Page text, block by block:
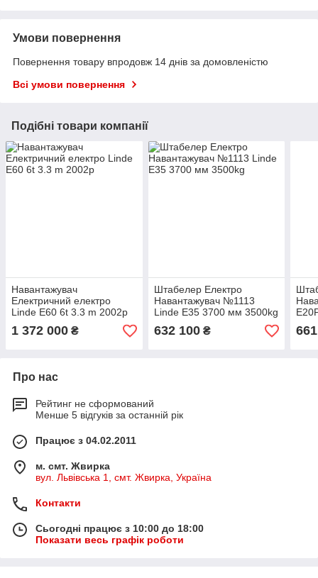
Умови повернення
Повернення товару впродовж 14 днів за домовленістю
Всі умови повернення
Подібні товари компанії
Навантажувач
Електричний електро
Linde E60 6t 3.3 m 2002р
1 372 000 ₴
Штабелер Електро
Навантажувач №1113
Linde E35 3700 мм 3500kg
632 100₴
АКБ
Про нас
Рейтинг не сформований
Менше 5 відгуків за останній рік
Працює з 04.02.2011
м. смт. Жвирка
вул. Львівська 1, смт. Жвирка, Україна
Контакти
Сьогодні працює з 10:00 до 18:00
Показати весь графік роботи